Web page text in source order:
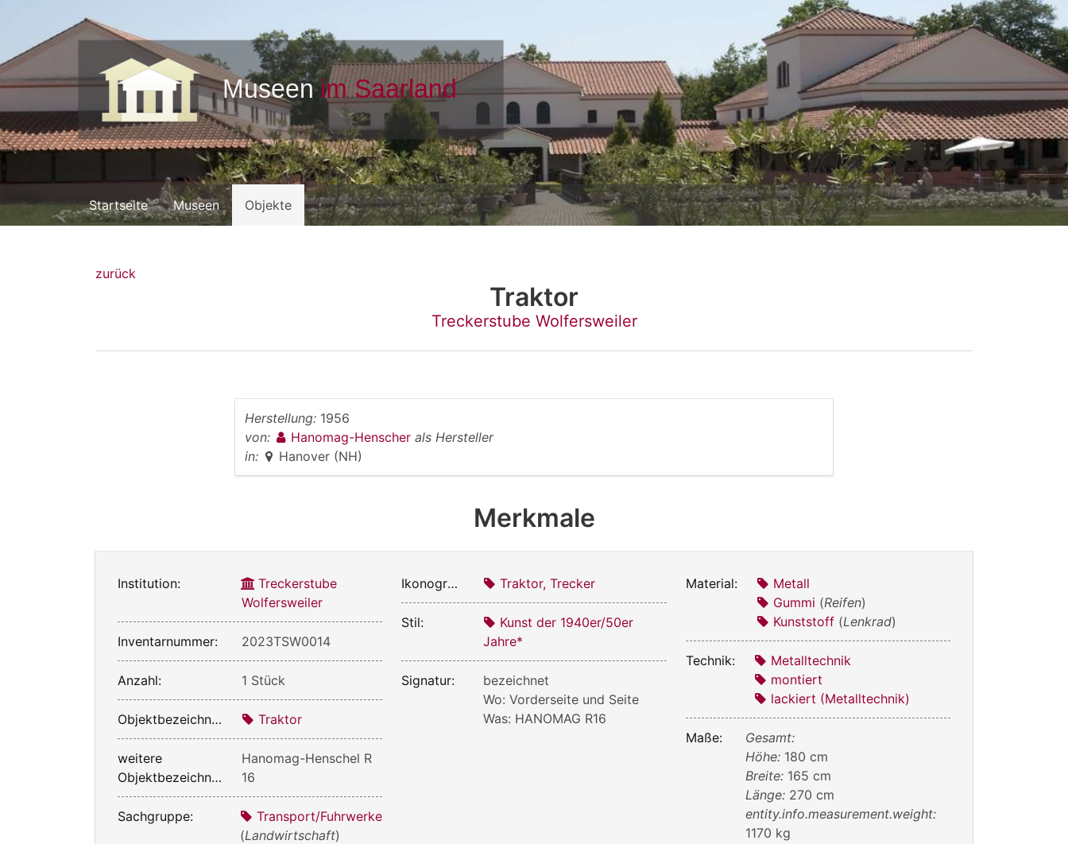
Startseite Museen Objekte
zurück
Traktor
Treckerstube Wolfersweiler
Herstellung: 1956
von:
Hanomag-Henscher als Hersteller
in:
Hanover (NH)
Merkmale
Institution:
Treckerstube
Wolfersweiler
Inventarnummer: 2023TSW0014
Anzahl: 1 Stück
Objektbezeichnung: Traktor
weitere
Objektbezeichnung:
Hanomag-Henschel R
16
Sachgruppe:
Transport/Fuhrwerke
(Landwirtschaft)
Ikonografie: Traktor, Trecker
Stil:
Kunst der 1940er/50er
Jahre*
Signatur:
bezeichnet
Wo: Vorderseite und Seite
Was: HANOMAG R16
Material:
Metall
Gummi (Reifen)
Kunststoff(Lenkrad)
Technik:
Metalltechnik
montiert
lackiert (Metalltechnik)
Maße:
Gesamt:
Höhe: 180 cm
Breite: 165 cm
Länge: 270 cm
entity.info.measurement.weight:
1170 kg